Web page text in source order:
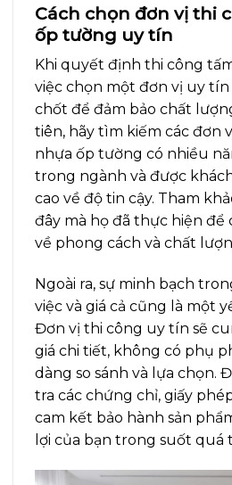
Cách chọn đơn vị thi
ốp tường uy tín
Khi quyết định thi công
việc chọn một đơn vị uy
chốt để đảm bảo chất
tiên, hãy tìm kiếm các đơn
nhựa ốp tường có nhiều
trong ngành và được
cao về độ tin cậy. Tham
đây mà họ đã thực hiện để
về phong cách và chất
Ngoài ra, sự minh bạch
việc và giá cả cũng là một
Đơn vị thi công uy tín sẽ
giá chi tiết, không có phụ
dàng so sánh và lựa chọn.
tra các chứng chỉ, giấy
cam kết bảo hành sản
lợi của bạn trong suốt quá